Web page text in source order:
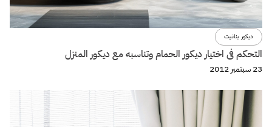
ديكور بنانيت
التحكم فى اختيار ديكور الحمام وتناسبه مع ديكور المنزل
23 سبتمبر 2012